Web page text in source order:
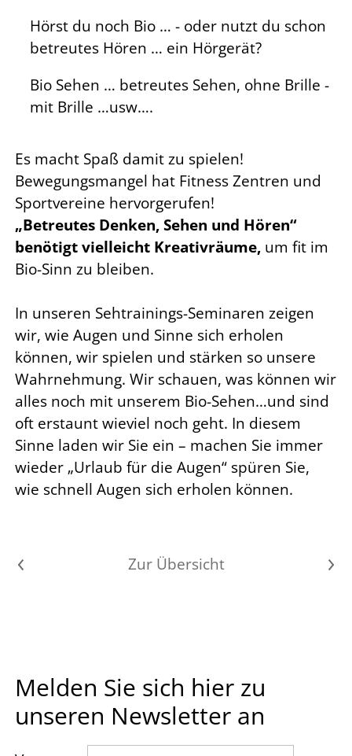
Hörst du noch Bio … - oder nutzt du schon
betreutes Hören … ein Hörgerät?
Bio Sehen … betreutes Sehen, ohne Brille -
mit Brille …usw….
Es macht Spaß damit zu spielen!
Bewegungsmangel hat Fitness Zentren und
Sportvereine hervorgerufen!
„Betreutes Denken, Sehen und Hören“
benötigt vielleicht Kreativräume, um fit im
Bio-Sinn zu bleiben.
In unseren Sehtrainings-Seminaren zeigen
wir, wie Augen und Sinne sich erholen
können, wir spielen und stärken so unsere
Wahrnehmung. Wir schauen, was können wir
alles noch mit unserem Bio-Sehen…und sind
oft erstaunt wieviel noch geht. In diesem
Sinne laden wir Sie ein – machen Sie immer
wieder „Urlaub für die Augen“ spüren Sie,
wie schnell Augen sich erholen können.
Vorheriger ArtikelZur ÜbersichtNächster Artikel
Melden Sie sich hier zu
unseren Newsletter an